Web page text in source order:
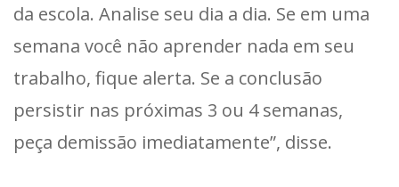
da escola. Analise seu dia a dia. Se em uma
semana você não aprender nada em seu
trabalho, fique alerta. Se a conclusão
persistir nas próximas 3 ou 4 semanas,
peça demissão imediatamente”, disse.